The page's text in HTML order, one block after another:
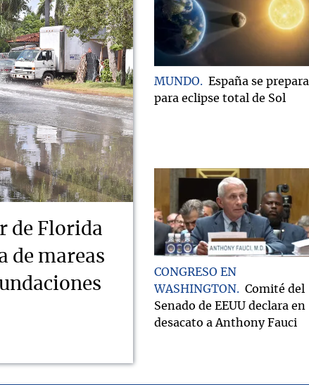
de Florida
de mareas
MUNDO
España se prepara
para eclipse total de Sol
CONGRESO EN
WASHINGTON
Comité del
Senado de EEUU declara en
desacato a Anthony Fauci